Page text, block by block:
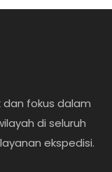
fokus dalam
di seluruh
ekspedisi.